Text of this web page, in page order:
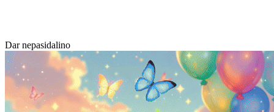
Dar nepasidalino